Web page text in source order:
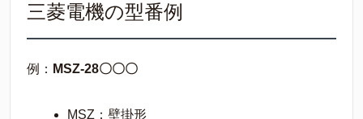
三菱電機の型番例
例： MSZ-28〇〇〇
MSZ：壁掛形